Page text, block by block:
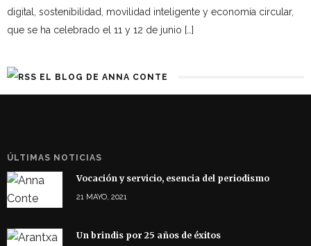
digital, sostenibilidad, movilidad inteligente y economía circular,
que se ha celebrado el 11 y 12 de junio […]
EL BLOG DE ANNA CONTE
ÚLTIMAS NOTICIAS
Vocación y servicio, esencia del periodismo
21 MAYO, 2021
Un brindis por 25 años de éxitos